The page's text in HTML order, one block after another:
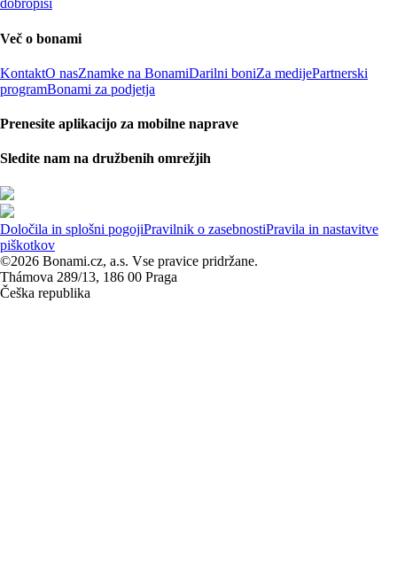
dobropisi
Več o bonami
KontaktO nasZnamke na BonamiDarilni boniZa medijePartnerski
programBonami za podjetja
Prenesite aplikacijo za mobilne naprave
Sledite nam na družbenih omrežjih
Določila in splošni pogojiPravilnik o zasebnostiPravila in nastavitve
piškotkov
©2026 Bonami.cz, a.s. Vse pravice pridržane.
Thámova 289/13, 186 00 Praga
Češka republika